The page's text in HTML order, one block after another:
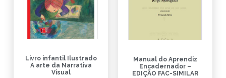
Livro infantil Ilustrado
A arte da Narrativa
Visual
Manual do Aprendiz
Encadernador –
EDIÇÃO FAC-SIMILAR